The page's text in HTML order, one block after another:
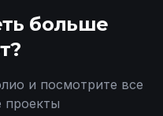
больше
и посмотрите все
проекты